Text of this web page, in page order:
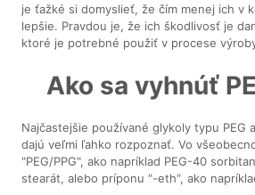
je ťažké si domyslieť, že čím menej ich v
lepšie. Pravdou je, že ich škodlivosť je
ktoré je potrebné použiť v procese
Ako sa vyhnúť
Najčastejšie používané glykoly typu PEG
dajú veľmi ľahko rozpoznať. Vo
"PEG/PPG", ako napríklad PEG-40
stearát, alebo príponu "-eth", ako